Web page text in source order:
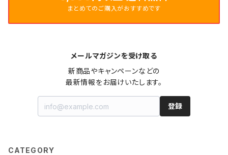
まとめてのご購入がおすすめです
メールマガジンを受け取る
新商品やキャンペーンなどの
最新情報をお届けいたします。
登録
CATEGORY